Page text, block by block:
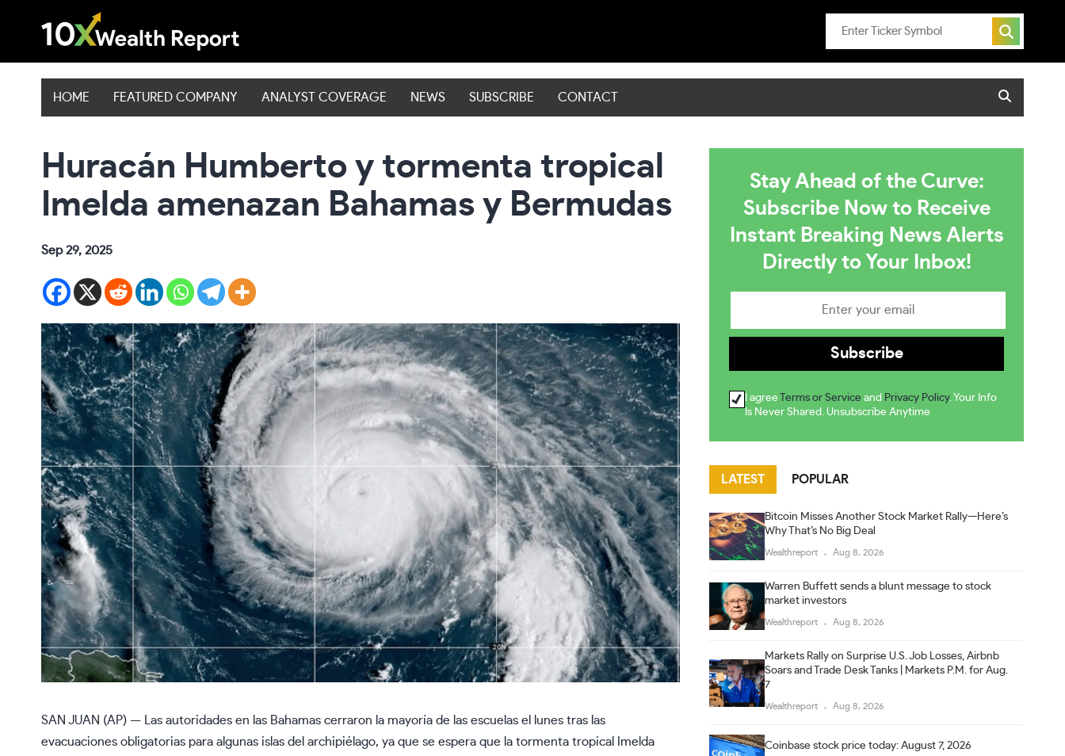
HOME FEATURED COMPANY ANALYST COVERAGE NEWS SUBSCRIBE CONTACT
Huracán Humberto y tormenta tropical
Imelda amenazan Bahamas y Bermudas
Sep 29, 2025
SAN JUAN (AP) — Las autoridades en las Bahamas cerraron la mayoría de las escuelas el lunes tras las
evacuaciones obligatorias para algunas islas del archipiélago, ya que se espera que la tormenta tropical Imelda
Stay Ahead of the Curve:
Subscribe Now to Receive
Instant Breaking News Alerts
Directly to Your Inbox!
I agree Terms or Service and Privacy Policy. Your Info
Is Never Shared. Unsubscribe Anytime
LATEST POPULAR
Bitcoin Misses Another Stock Market Rally—Here’s
Why That’s No Big Deal
Wealthreport Aug 8, 2026
Warren Buffett sends a blunt message to stock
market investors
Wealthreport Aug 8, 2026
Markets Rally on Surprise U.S. Job Losses, Airbnb
Soars and Trade Desk Tanks | Markets P.M. for Aug.
7
Wealthreport Aug 8, 2026
Coinbase stock price today: August 7, 2026